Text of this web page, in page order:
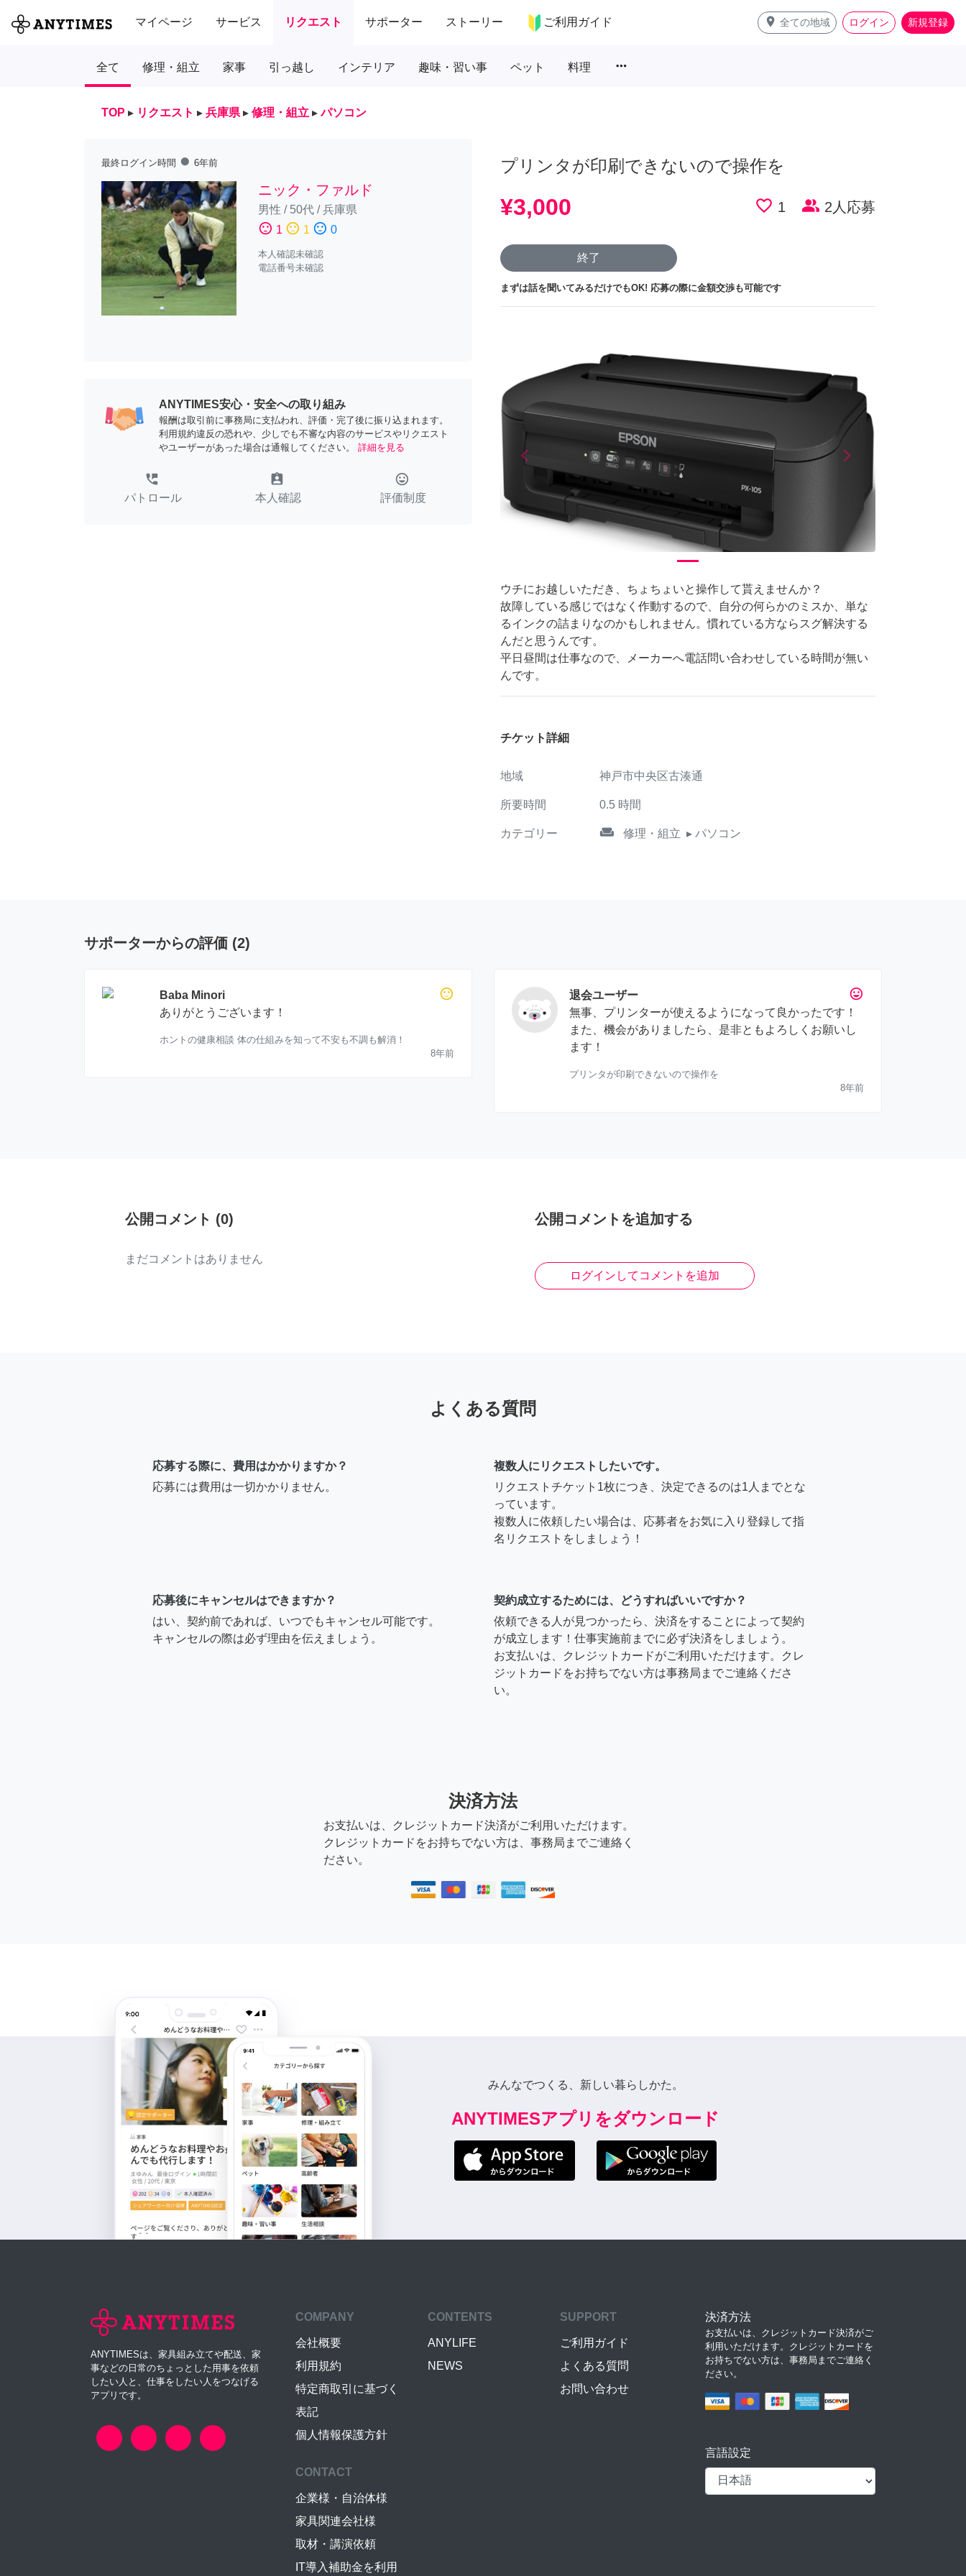
マイページ サービス リクエスト サポーター ストーリー ご利用ガイド place 全ての地域 ログイン 新規登録
全て 修理・組立 家事 引っ越し インテリア 趣味・習い事 ペット 料理 more_horiz
TOP ▸ リクエスト ▸ 兵庫県 ▸ 修理・組立 ▸ パソコン
最終ログイン時間 fiber_manual_record 6年前
ニック・ファルド
男性 / 50代/兵庫県
sentiment_satisfied 1 sentiment_neutral 1 sentiment_dissatisfied 0
本人確認未確認
電話番号未確認
ANYTIMES安心・安全への取り組み
報酬は取引前に事務局に支払われ、評価・完了後に振り込まれます。
利用規約違反の恐れや、少しでも不審な内容のサービスやリクエスト
やユーザーがあった場合は通報してください。
詳細を見る
perm_phone_msg
パトロール
assignment_ind
本人確認
tag_faces
評価制度
プリンタが印刷できないので操作を
¥3,000 favorite_border 1 people_alt 2人応募
終了
まずは話を聞いてみるだけでもOK! 応募の際に金額交渉も可能です
arrow_back_iosPrevious arrow_forward_iosNext
ウチにお越しいただき、ちょちょいと操作して貰えませんか？
故障している感じではなく作動するので、自分の何らかのミスか、単な
るインクの詰まりなのかもしれません。慣れている方ならスグ解決する
んだと思うんです。
平日昼間は仕事なので、メーカーへ電話問い合わせしている時間が無い
んです。
チケット詳細
地域 神戸市中央区古湊通
所要時間 0.5 時間
カテゴリー weekend 修理・組立 ▸ パソコン
サポーターからの評価 (2)
sentiment_neutral
Baba Minori
ありがとうございます！
ホントの健康相談 体の仕組みを知って不安も不調も解消！
8年前
tag_faces
退会ユーザー
無事、プリンターが使えるようになって良かったです！
また、機会がありましたら、是非ともよろしくお願いし
ます！
プリンタが印刷できないので操作を
8年前
公開コメント (0)
まだコメントはありません
公開コメントを追加する
ログインしてコメントを追加
よくある質問
応募する際に、費用はかかりますか？
応募には費用は一切かかりません。
複数人にリクエストしたいです。
リクエストチケット1枚につき、決定できるのは1人までとな
っています。
複数人に依頼したい場合は、応募者をお気に入り登録して指
名リクエストをしましょう！
応募後にキャンセルはできますか？
はい、契約前であれば、いつでもキャンセル可能です。
キャンセルの際は必ず理由を伝えましょう。
契約成立するためには、どうすればいいですか？
依頼できる人が見つかったら、決済をすることによって契約
が成立します！仕事実施前までに必ず決済をしましょう。
お支払いは、クレジットカードがご利用いただけます。クレ
ジットカードをお持ちでない方は事務局までご連絡くださ
い。
決済方法
お支払いは、クレジットカード決済がご利用いただけます。
クレジットカードをお持ちでない方は、事務局までご連絡く
ださい。
みんなでつくる、新しい暮らしかた。
ANYTIMESアプリをダウンロード
ANYTIMESは、家具組み立てや配送、家
事などの日常のちょっとした用事を依頼
したい人と、仕事をしたい人をつなげる
アプリです。
COMPANY
会社概要
利用規約
特定商取引に基づく
表記
個人情報保護方針
CONTENTS
ANYLIFE
NEWS
SUPPORT
ご利用ガイド
よくある質問
お問い合わせ
CONTACT
企業様・自治体様
家具関連会社様
取材・講演依頼
IT導入補助金を利用
決済方法
お支払いは、クレジットカード決済がご
利用いただけます。クレジットカードを
お持ちでない方は、事務局までご連絡く
ださい。
言語設定